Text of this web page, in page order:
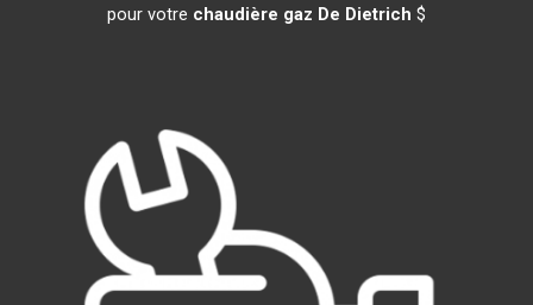
pour votre chaudière gaz De Dietrich $